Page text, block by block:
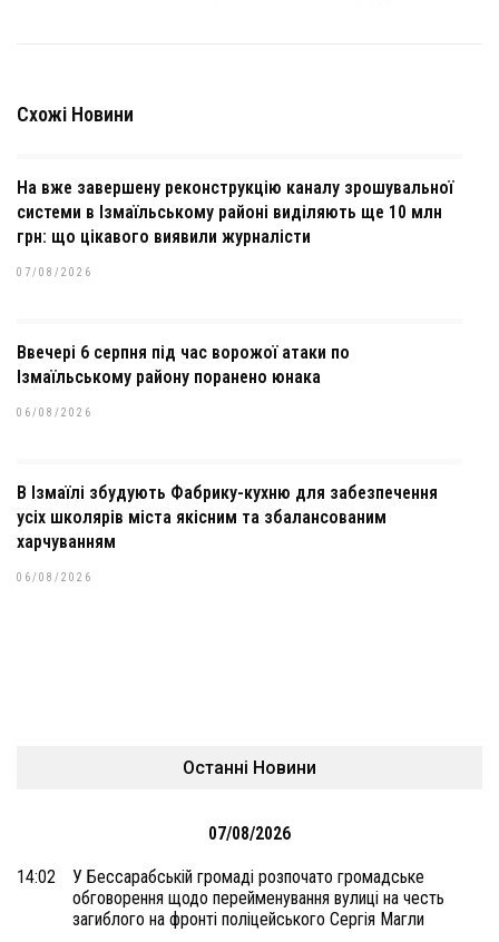
Схожі Новини
На вже завершену реконструкцію каналу зрошувальної
системи в Ізмаїльському районі виділяють ще 10 млн
грн: що цікавого виявили журналісти
07/08/2026
Ввечері 6 серпня під час ворожої атаки по
Ізмаїльському району поранено юнака
06/08/2026
В Ізмаїлі збудують Фабрику-кухню для забезпечення
усіх школярів міста якісним та збалансованим
харчуванням
06/08/2026
Останні Новини
07/08/2026
14:02
У Бессарабській громаді розпочато громадське
обговорення щодо перейменування вулиці на честь
загиблого на фронті поліцейського Сергія Магли